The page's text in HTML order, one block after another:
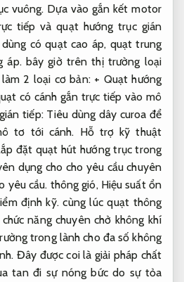
vuông. Dựa vào gắn kết motor
tiếp và quạt hướng trục gián
có quạt cao áp, quạt trung
áp. bây giờ trên thị trường loại
2 loại cơ bản: + Quạt hướng
có cánh gắn trực tiếp vào mô
tiếp: Tiêu dùng dây curoa để
tơ tới cánh. Hỗ trợ kỹ thuật
đặt quạt hút hướng trục trong
dụng cho cho yêu cầu chuyên
yêu cầu. thông gió, Hiệu suất ổn
định kỹ.cùng lúc quạt thông
năng chuyên chở không khí
trong lành cho đa số không
Đây được coi là giải pháp chất
tan đi sự nóng bức do sự tỏa